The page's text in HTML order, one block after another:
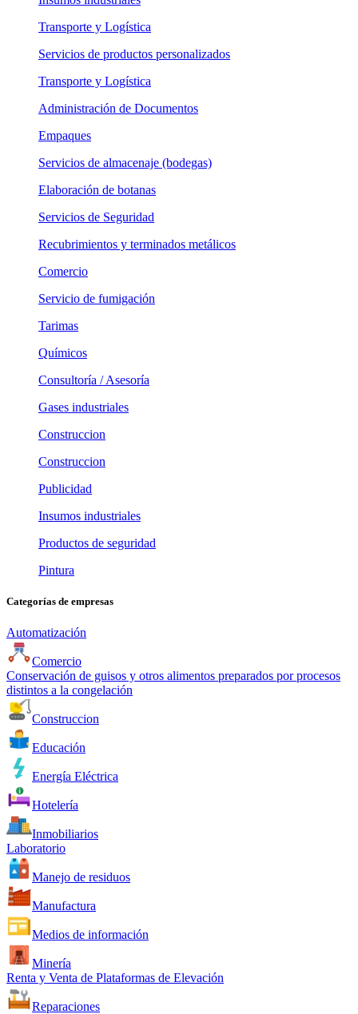
Transporte y Logística
Servicios de productos personalizados
Transporte y Logística
Administración de Documentos
Empaques
Servicios de almacenaje (bodegas)
Elaboración de botanas
Servicios de Seguridad
Recubrimientos y terminados metálicos
Comercio
Servicio de fumigación
Tarimas
Químicos
Consultoría / Asesoría
Gases industriales
Construccion
Construccion
Publicidad
Insumos industriales
Productos de seguridad
Pintura
Categorías de empresas
Automatización
Comercio
Conservación de guisos y otros alimentos preparados por procesos
distintos a la congelación
Construccion
Educación
Energía Eléctrica
Hotelería
Inmobiliarios
Laboratorio
Manejo de residuos
Manufactura
Medios de información
Minería
Renta y Venta de Plataformas de Elevación
Reparaciones